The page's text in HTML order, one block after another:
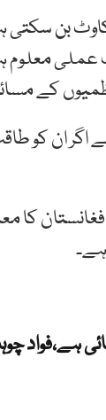
بن سکتی
عملی
کے
اگر ان کو
کا
ہے،فواد